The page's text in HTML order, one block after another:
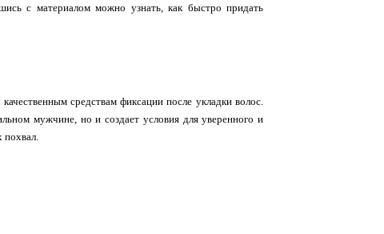
с материалом можно узнать, как быстро придать
средствам фиксации после укладки волос.
мужчине, но и создает условия для уверенного и
похвал.